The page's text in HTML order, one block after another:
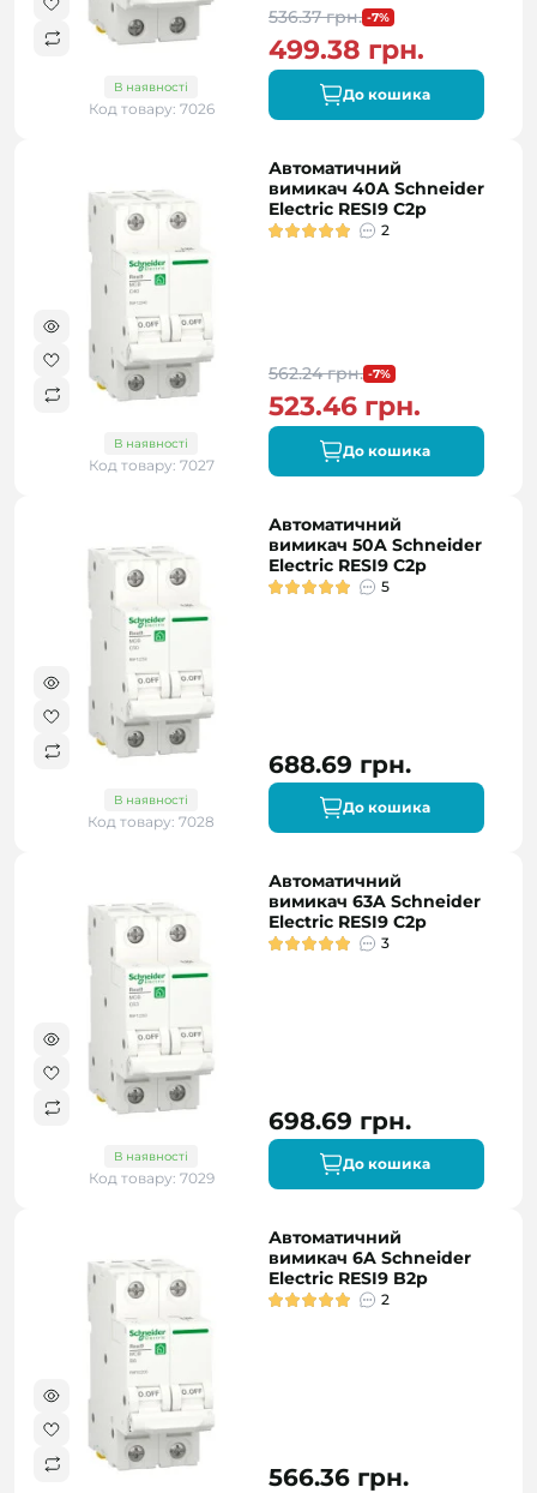
В наявності
Код товару: 7026
536.37 грн. -7%
499.38 грн.
До кошика
В наявності
Код товару: 7027
Автоматичний
вимикач 40A Schneider
Electric RESI9 C2р
2
562.24 грн. -7%
523.46 грн.
До кошика
В наявності
Код товару: 7028
Автоматичний
вимикач 50A Schneider
Electric RESI9 C2р
5
688.69 грн.
До кошика
В наявності
Код товару: 7029
Автоматичний
вимикач 63A Schneider
Electric RESI9 C2р
3
698.69 грн.
До кошика
Автоматичний
вимикач 6A Schneider
Electric RESI9 B2р
2
566.36 грн.